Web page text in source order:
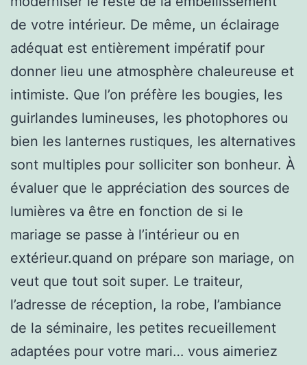
de votre intérieur. De même, un éclairage
adéquat est entièrement impératif pour
donner lieu une atmosphère chaleureuse et
intimiste. Que l’on préfère les bougies, les
guirlandes lumineuses, les photophores ou
bien les lanternes rustiques, les alternatives
sont multiples pour solliciter son bonheur. À
évaluer que le appréciation des sources de
lumières va être en fonction de si le
mariage se passe à l’intérieur ou en
extérieur.quand on prépare son mariage, on
veut que tout soit super. Le traiteur,
l’adresse de réception, la robe, l’ambiance
de la séminaire, les petites recueillement
adaptées pour votre mari… vous aimeriez